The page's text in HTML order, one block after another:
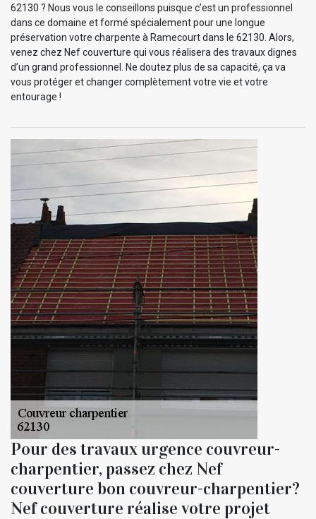
62130 ? Nous vous le conseillons puisque c’est un professionnel
dans ce domaine et formé spécialement pour une longue
préservation votre charpente à Ramecourt dans le 62130. Alors,
venez chez Nef couverture qui vous réalisera des travaux dignes
d’un grand professionnel. Ne doutez plus de sa capacité, ça va
vous protéger et changer complètement votre vie et votre
entourage !
Pour des travaux urgence couvreur-
charpentier, passez chez Nef
couverture bon couvreur-charpentier?
Nef couverture réalise votre projet